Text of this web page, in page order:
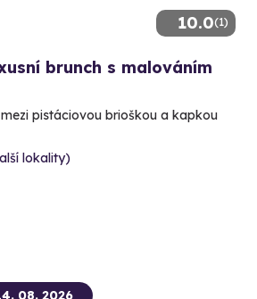
10.0(1)
brunch s malováním
pistáciovou brioškou a kapkou
lokality)
08. 2026